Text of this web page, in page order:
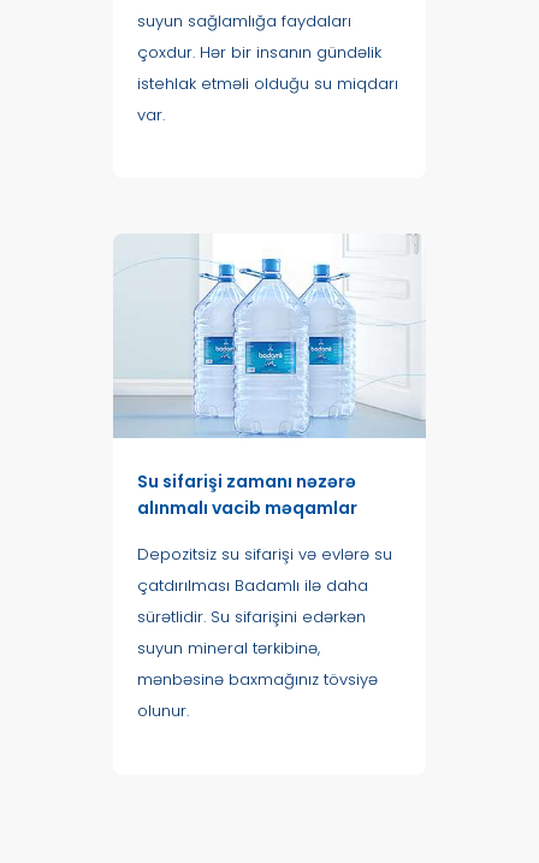
suyun sağlamlığa faydaları
çoxdur. Hər bir insanın gündəlik
istehlak etməli olduğu su miqdarı
var.
Su sifarişi zamanı nəzərə
alınmalı vacib məqamlar
Depozitsiz su sifarişi və evlərə su
çatdırılması Badamlı ilə daha
sürətlidir. Su sifarişini edərkən
suyun mineral tərkibinə,
mənbəsinə baxmağınız tövsiyə
olunur.